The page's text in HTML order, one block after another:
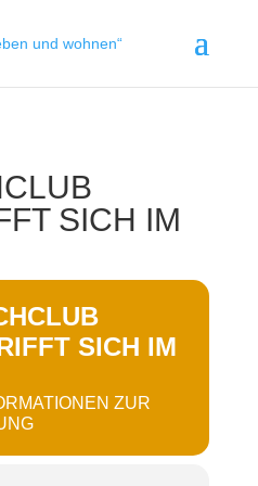
SICH IM
SICH IM
ZUR